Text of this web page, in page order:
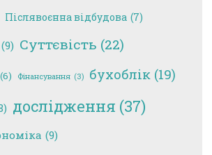
Післявоєнна відбудова (7)
(9) Суттєвість (22)
(6) Фінансування (3) бухоблік (19)
дослідження (37)
(9)